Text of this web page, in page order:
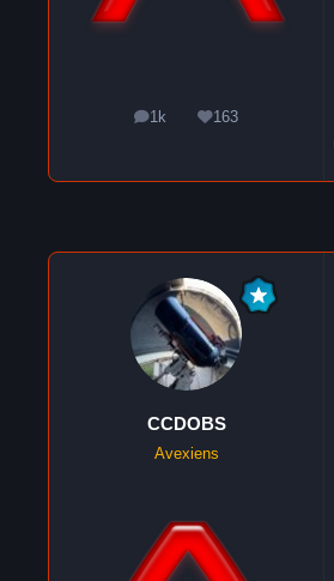
1k
messages163
Réputation
CCDOBS
Avexiens